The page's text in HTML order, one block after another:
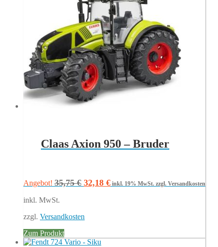
Claas Axion 950 – Bruder
Angebot! 35,75€ Ursprünglicher
35,75 €
32,18 €Aktueller
inkl. 19% MwSt. zzgl. Versandkosten
inkl. MwSt.
zzgl. Versandkosten
Zum Produkt